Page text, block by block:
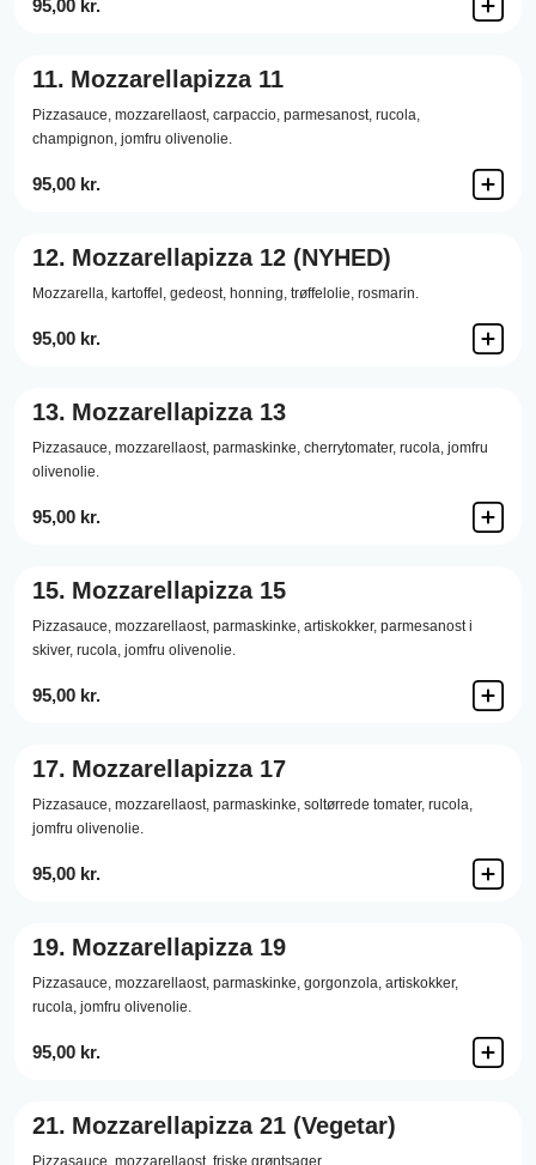
95,00 kr.
11. Mozzarellapizza 11
Pizzasauce, mozzarellaost, carpaccio, parmesanost, rucola,
champignon, jomfru olivenolie.
95,00 kr.
12. Mozzarellapizza 12 (NYHED)
Mozzarella, kartoffel, gedeost, honning, trøffelolie, rosmarin.
95,00 kr.
13. Mozzarellapizza 13
Pizzasauce, mozzarellaost, parmaskinke, cherrytomater, rucola, jomfru
olivenolie.
95,00 kr.
15. Mozzarellapizza 15
Pizzasauce, mozzarellaost, parmaskinke, artiskokker, parmesanost i
skiver, rucola, jomfru olivenolie.
95,00 kr.
17. Mozzarellapizza 17
Pizzasauce, mozzarellaost, parmaskinke, soltørrede tomater, rucola,
jomfru olivenolie.
95,00 kr.
19. Mozzarellapizza 19
Pizzasauce, mozzarellaost, parmaskinke, gorgonzola, artiskokker,
rucola, jomfru olivenolie.
95,00 kr.
21. Mozzarellapizza 21 (Vegetar)
Pizzasauce, mozzarellaost, friske grøntsager.